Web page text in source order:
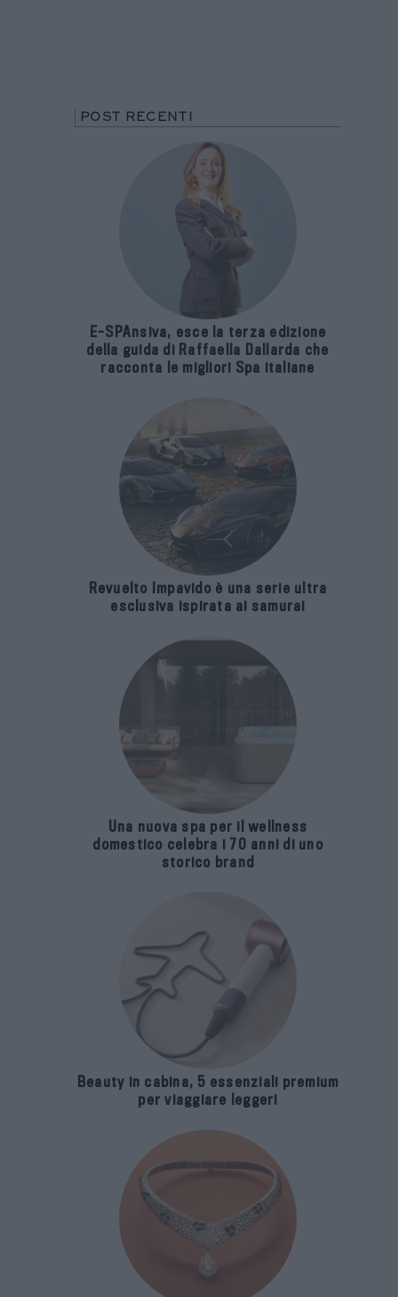
POST RECENTI
E-SPAnsiva, esce la terza edizione
della guida di Raffaella Dallarda che
racconta le migliori Spa italiane
Revuelto Impavido è una serie ultra
esclusiva ispirata ai samurai
Una nuova spa per il wellness
domestico celebra i 70 anni di uno
storico brand
Beauty in cabina, 5 essenziali premium
per viaggiare leggeri